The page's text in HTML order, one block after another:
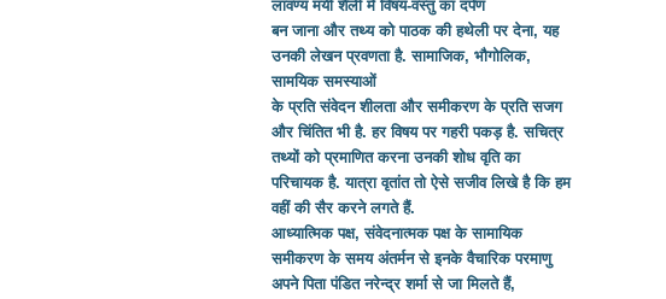
लावण्य मयी शैली में विषय-वस्तु का दर्पण
बन जाना और तथ्य को पाठक की हथेली पर देना, यह
उनकी लेखन प्रवणता है. सामाजिक, भौगोलिक,
सामयिक समस्याओं
के प्रति संवेदन शीलता और समीकरण के प्रति सजग
और चिंतित भी है. हर विषय पर गहरी पकड़ है. सचित्र
तथ्यों को प्रमाणित करना उनकी शोध वृति का
परिचायक है. यात्रा वृतांत तो ऐसे सजीव लिखे है कि हम
वहीं की सैर करने लगते हैं.
आध्यात्मिक पक्ष, संवेदनात्मक पक्ष के सामायिक
समीकरण के समय अंतर्मन से इनके वैचारिक परमाणु
अपने पिता पंडित नरेन्द्र शर्मा सेजा मिलते हैं,